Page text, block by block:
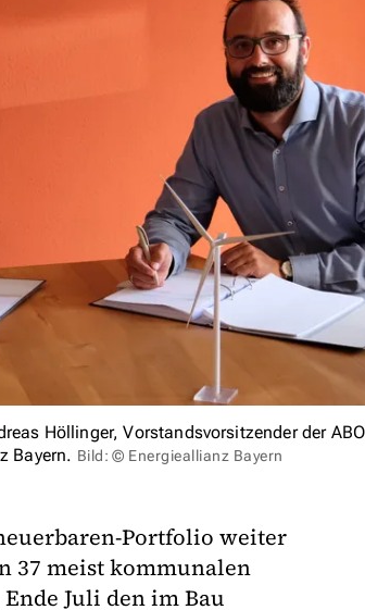
Höllinger, Vorstandsvorsitzender der
Bayern. Bild: © Energieallianz Bayern
Portfolio weiter
37 meist kommunalen
Juli den im Bau